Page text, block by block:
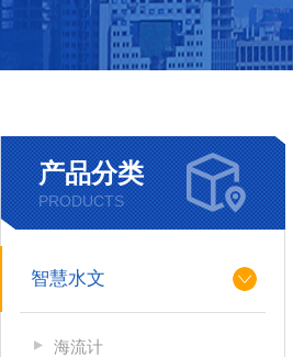
产品分类
PRODUCTS
智慧水文
海流计